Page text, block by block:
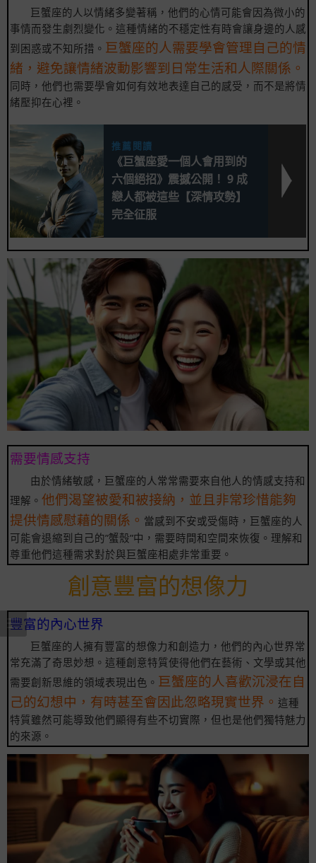
巨蟹座的人以情緒多變著稱，他們的心情可能會因為微小的
事情而發生劇烈變化。這種情緒的不穩定性有時會讓身邊的人感
到困惑或不知所措。 巨蟹座的人需要學會管理自己的情
緒，避免讓情緒波動影響到日常生活和人際關係。
同時，他們也需要學會如何有效地表達自己的感受，而不是將情
緒壓抑在心裡。
推薦閱讀
《巨蟹座愛一個人會用到的
六個絕招》震撼公開！ 9 成
戀人都被這些【深情攻勢】
完全征服
需要情感支持
由於情緒敏感，巨蟹座的人常常需要來自他人的情感支持和
理解。 他們渴望被愛和被接納，並且非常珍惜能夠
提供情感慰藉的關係。 當感到不安或受傷時，巨蟹座的人
可能會退縮到自己的”蟹殼”中，需要時間和空間來恢復。理解和
尊重他們這種需求對於與巨蟹座相處非常重要。
創意豐富的想像力
豐富的內心世界
巨蟹座的人擁有豐富的想像力和創造力，他們的內心世界常
常充滿了奇思妙想。這種創意特質使得他們在藝術、文學或其他
需要創新思維的領域表現出色。 巨蟹座的人喜歡沉浸在自
己的幻想中，有時甚至會因此忽略現實世界。 這種
特質雖然可能導致他們顯得有些不切實際，但也是他們獨特魅力
的來源。